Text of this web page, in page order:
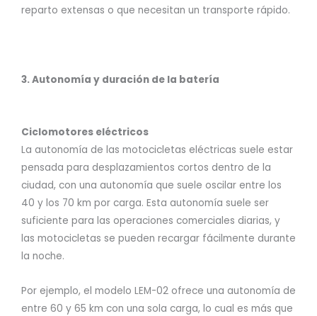
reparto extensas o que necesitan un transporte rápido.
3. Autonomía y duración de la batería
Ciclomotores eléctricos
La autonomía de las motocicletas eléctricas suele estar
pensada para desplazamientos cortos dentro de la
ciudad, con una autonomía que suele oscilar entre los
40 y los 70 km por carga. Esta autonomía suele ser
suficiente para las operaciones comerciales diarias, y
las motocicletas se pueden recargar fácilmente durante
la noche.
Por ejemplo, el modelo LEM-02 ofrece una autonomía de
entre 60 y 65 km con una sola carga, lo cual es más que